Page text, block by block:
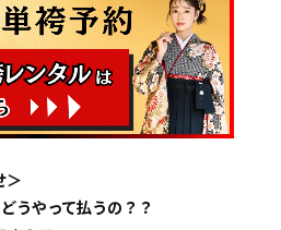
＞
うやって払うの？？